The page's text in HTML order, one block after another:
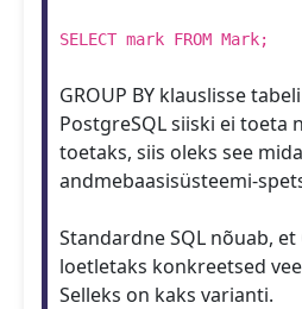
SELECT mark FROM Mark;
GROUP BY klauslisse
PostgreSQL siiski ei toeta
toetaks, siis oleks see
andmebaasisüsteemi-
Standardne SQL nõuab, et
loetletaks konkreetsed
Selleks on kaks varianti.